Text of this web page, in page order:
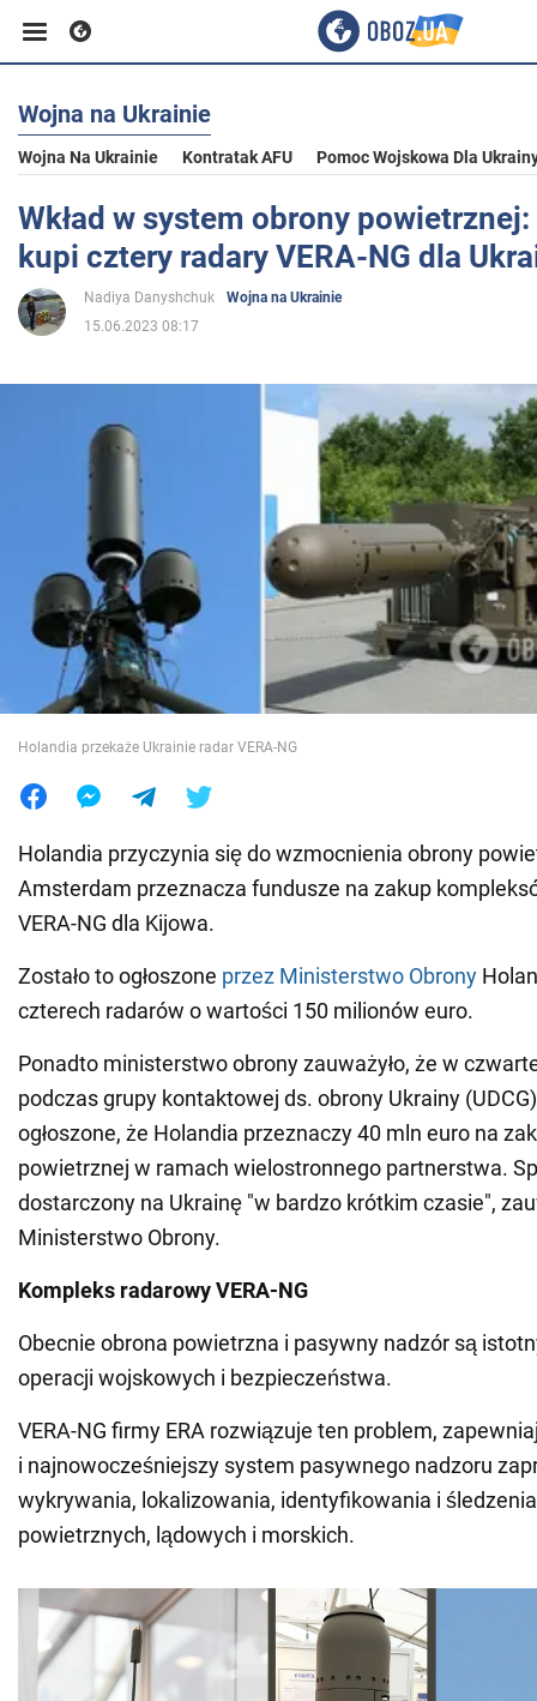
Biznes
Sport
Rozrywka
Polityka
Społeczeństwo
Wojna na Ukrainie
Świat
Jedzenie
Wojna na Ukrainie
Wojna Na Ukrainie Kontratak AFU Pomoc Wojskowa Dla
Wkład w system obrony
kupi cztery radary VERA-NG dla
Nadiya Danyshchuk
Wojna na Ukrainie
15.06.2023 08:17
Holandia przekaże Ukrainie radar VERA-NG
Holandia przyczynia się do wzmocnienia obrony
Amsterdam przeznacza fundusze na zakup
VERA-NG dla Kijowa.
Zostało to ogłoszone przez Ministerstwo Obrony
czterech radarów o wartości 150 milionów euro.
Ponadto ministerstwo obrony zauważyło, że w
podczas grupy kontaktowej ds. obrony Ukrainy
ogłoszone, że Holandia przeznaczy 40 mln euro na
powietrznej w ramach wielostronnego partnerstwa.
dostarczony na Ukrainę "w bardzo krótkim czasie",
Ministerstwo Obrony.
Kompleks radarowy VERA-NG
Obecnie obrona powietrzna i pasywny nadzór są
operacji wojskowych i bezpieczeństwa.
VERA-NG firmy ERA rozwiązuje ten problem,
i najnowocześniejszy system pasywnego nadzoru
wykrywania, lokalizowania, identyfikowania i
powietrznych, lądowych i morskich.